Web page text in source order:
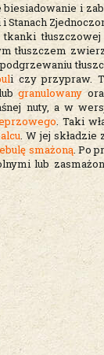
i
Stanach
tłuszczem
i czy przypraw.
granulowany
nuty, a w
. Taki
. W jej składzie
smażoną. Po
lub